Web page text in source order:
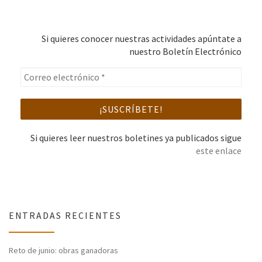
Si quieres conocer nuestras actividades apúntate a
nuestro Boletín Electrónico
Si quieres leer nuestros boletines ya publicados sigue
este enlace
ENTRADAS RECIENTES
Reto de junio: obras ganadoras